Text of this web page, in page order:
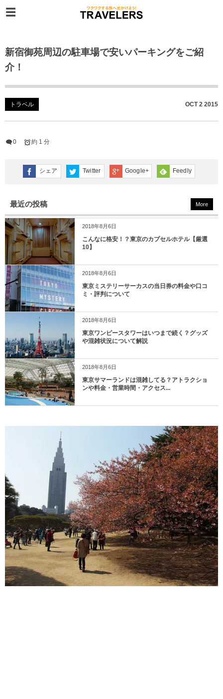
新宿御苑周辺の駐車場で安いパーキングをご紹
介！
トラベル OCT 2 2015
0 約 1 分
シェア Twitter Google+ Feedly
最近の投稿
2018年8月6日
こんなに格安！？東京のカプセルホテル【厳選
10】
2018年8月6日
東京ミステリーサーカスの当日券の料金や口コ
ミ・評判について
2018年8月6日
東京ワンピースタワーはいつまで続く？グッズ
や混雑状況について解説
2018年8月6日
東京サマーランドは混雑してる？アトラクショ
ンや料金・営業時間・アクセス...
More